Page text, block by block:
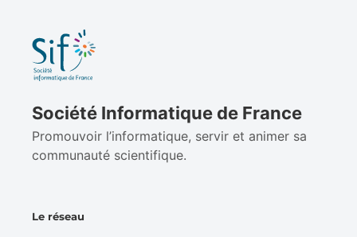
Société Informatique de France
Promouvoir l’informatique, servir et animer sa
communauté scientifique.
Le réseau